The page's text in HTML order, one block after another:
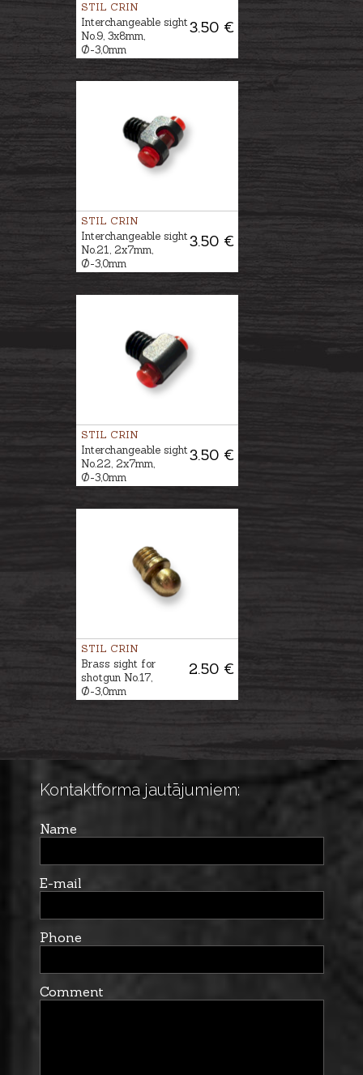
STIL CRIN
3.50 €
Interchangeable sight
No.9, 3x8mm,
Ø-3,0mm
STIL CRIN
3.50 €
Interchangeable sight
No.21, 2x7mm,
Ø-3,0mm
STIL CRIN
3.50 €
Interchangeable sight
No.22, 2x7mm,
Ø-3,0mm
STIL CRIN
2.50 €
Brass sight for
shotgun No.17,
Ø-3,0mm
Kontaktforma jautājumiem:
Name
E-mail
Phone
Comment